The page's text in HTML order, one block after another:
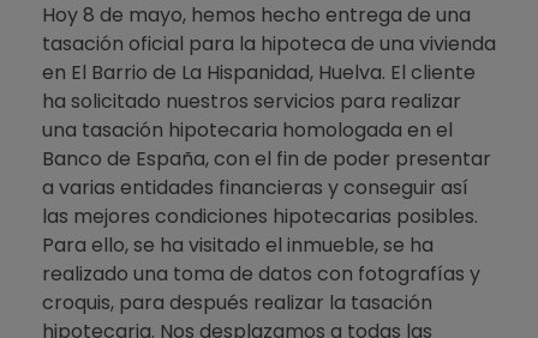
Hoy 8 de mayo, hemos hecho entrega de una
tasación oficial para la hipoteca de una vivienda
en El Barrio de La Hispanidad, Huelva. El cliente
ha solicitado nuestros servicios para realizar
una tasación hipotecaria homologada en el
Banco de España, con el fin de poder presentar
a varias entidades financieras y conseguir así
las mejores condiciones hipotecarias posibles.
Para ello, se ha visitado el inmueble, se ha
realizado una toma de datos con fotografías y
croquis, para después realizar la tasación
hipotecaria. Nos desplazamos a todas las